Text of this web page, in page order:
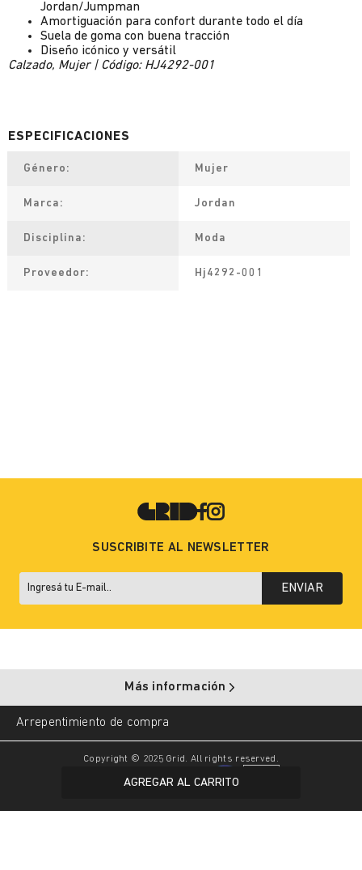
AGREGAR AL CARRITO
Jordan/Jumpman
Amortiguación para confort durante todo el día
Suela de goma con buena tracción
Diseño icónico y versátil
Calzado, Mujer | Código: HJ4292-001
Género Mujer
Marca Jordan
Disciplina Moda
Proveedor Hj4292-001
SUSCRIBITE AL NEWSLETTER
ENVIAR
Más información
Arrepentimiento de compra
Copyright © 2025 Grid. All rights reserved.